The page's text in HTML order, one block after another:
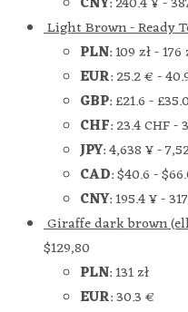
Light Brown - Ready
PLN:109 zł-176
EUR:25.2 €-
GBP:£21.6-£35.0
CHF:23.4 CHF-
JPY:4,638 ¥-
CAD:$40.6-
CNY:195.4 ¥-
Giraffe dark brown
$129,80
PLN:131 zł
EUR:30.3 €